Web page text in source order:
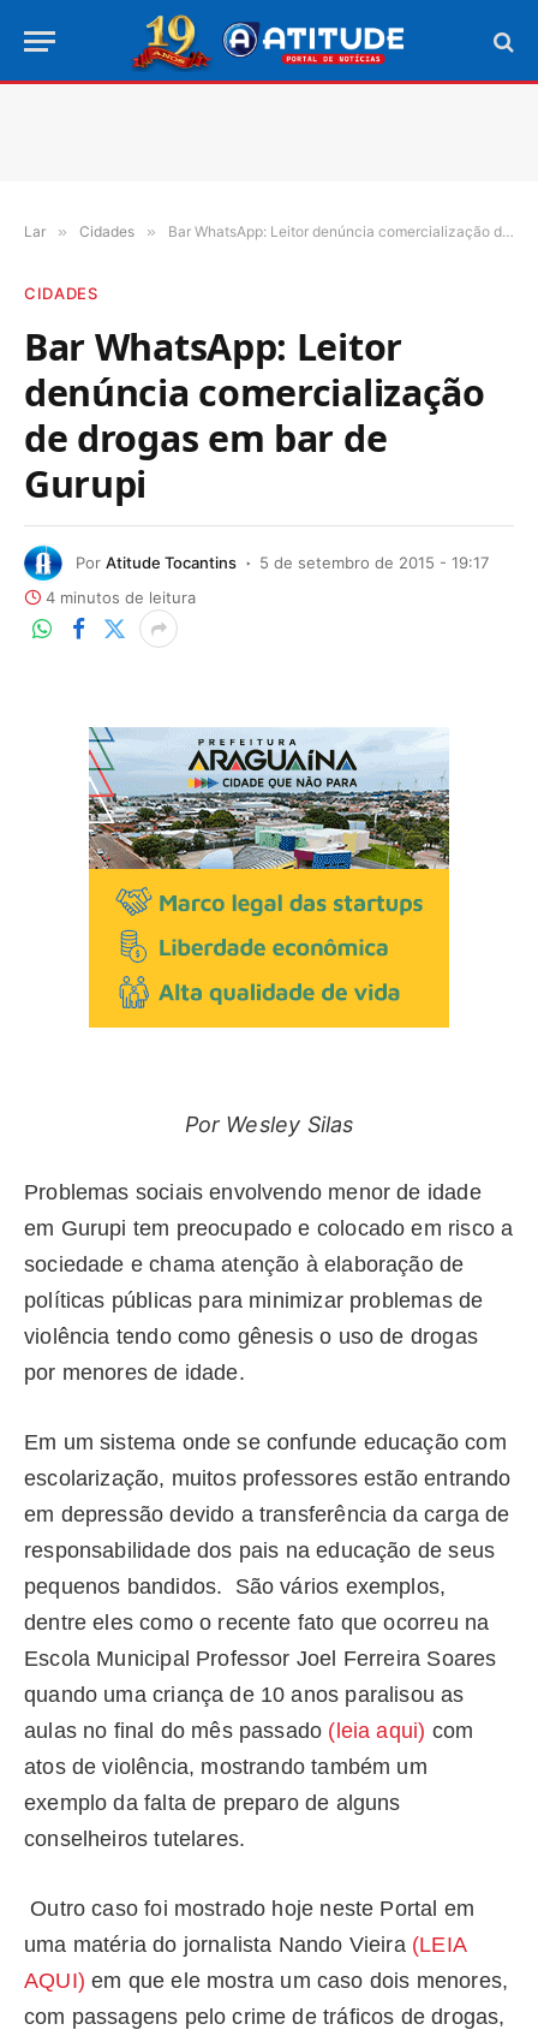
Lar » Cidades » Bar WhatsApp: Leitor denúncia comercialização de drogas em bar de Gurupi
CIDADES
Bar WhatsApp: Leitor
denúncia comercialização
de drogas em bar de
Gurupi
Por Atitude Tocantins
5 de setembro de 2015 - 19:17
4 minutos de leitura
Por Wesley Silas
Problemas sociais envolvendo menor de idade
em Gurupi tem preocupado e colocado em risco a
sociedade e chama atenção à elaboração de
políticas públicas para minimizar problemas de
violência tendo como gênesis o uso de drogas
por menores de idade.
Em um sistema onde se confunde educação com
escolarização, muitos professores estão entrando
em depressão devido a transferência da carga de
responsabilidade dos pais na educação de seus
pequenos bandidos. São vários exemplos,
dentre eles como o recente fato que ocorreu na
Escola Municipal Professor Joel Ferreira Soares
quando uma criança de 10 anos paralisou as
aulas no final do mês passado (leia aqui) com
atos de violência, mostrando também um
exemplo da falta de preparo de alguns
conselheiros tutelares.
Outro caso foi mostrado hoje neste Portal em
uma matéria do jornalista Nando Vieira (LEIA
AQUI)em que ele mostra um caso dois menores,
com passagens pelo crime de tráficos de drogas,